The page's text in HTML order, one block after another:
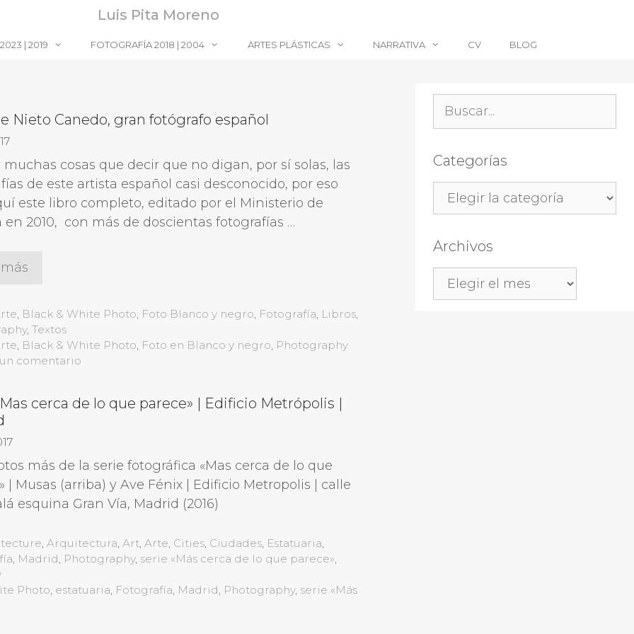
Luis Pita Moreno
| 2019 FOTOGRAFÍA 2018 | 2004 ARTES PLÁSTICAS NARRATIVA CV BLOG
Nieto Canedo, gran fotógrafo español
muchas cosas que decir que no digan, por sí solas, las
de este artista español casi desconocido, por eso
este libro completo, editado por el Ministerio de
en 2010, con más de doscientas fotografías …
Black & White Photo Foto Blanco y negro Fotografía Libros
,Textos
Black & White Photo Foto en Blanco y negro Photography
comentario
cerca de lo que parece» | Edificio Metrópolis |
más de la serie fotográfica «Mas cerca de lo que
| Musas (arriba) y Ave Fénix | Edificio Metropolis | calle
esquina Gran Vía, Madrid (2016)
Arquitectura Art Arte Cities Ciudades Estatuaria
Madrid Photography, serie «Más cerca de lo que parece»
Photo estatuaria Fotografía Madrid Photography, serie «Más
Categorías
Archivos